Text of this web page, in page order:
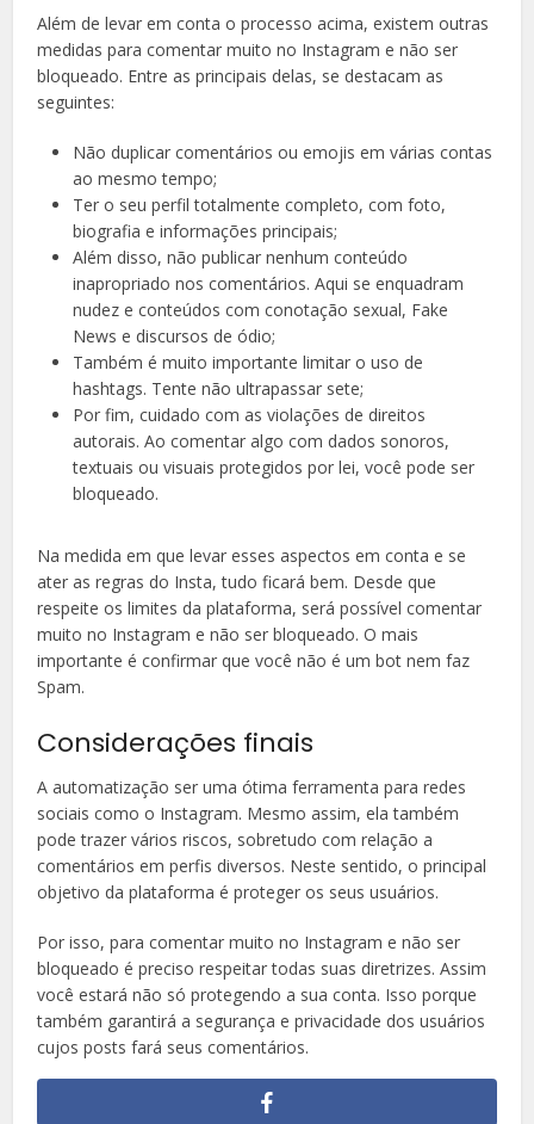
Além de levar em conta o processo acima, existem outras
medidas para comentar muito no Instagram e não ser
bloqueado. Entre as principais delas, se destacam as
seguintes:
Não duplicar comentários ou emojis em várias contas
ao mesmo tempo;
Ter o seu perfil totalmente completo, com foto,
biografia e informações principais;
Além disso, não publicar nenhum conteúdo
inapropriado nos comentários. Aqui se enquadram
nudez e conteúdos com conotação sexual, Fake
News e discursos de ódio;
Também é muito importante limitar o uso de
hashtags. Tente não ultrapassar sete;
Por fim, cuidado com as violações de direitos
autorais. Ao comentar algo com dados sonoros,
textuais ou visuais protegidos por lei, você pode ser
bloqueado.
Na medida em que levar esses aspectos em conta e se
ater as regras do Insta, tudo ficará bem. Desde que
respeite os limites da plataforma, será possível comentar
muito no Instagram e não ser bloqueado. O mais
importante é confirmar que você não é um bot nem faz
Spam.
Considerações finais
A automatização ser uma ótima ferramenta para redes
sociais como o Instagram. Mesmo assim, ela também
pode trazer vários riscos, sobretudo com relação a
comentários em perfis diversos. Neste sentido, o principal
objetivo da plataforma é proteger os seus usuários.
Por isso, para comentar muito no Instagram e não ser
bloqueado é preciso respeitar todas suas diretrizes. Assim
você estará não só protegendo a sua conta. Isso porque
também garantirá a segurança e privacidade dos usuários
cujos posts fará seus comentários.